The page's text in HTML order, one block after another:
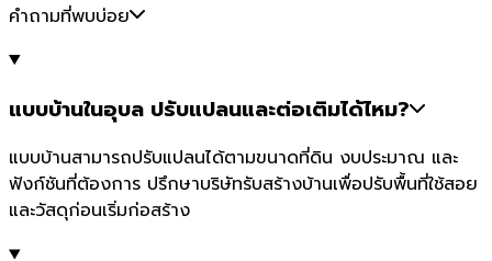
คำถามที่พบบ่อย
แบบบ้านในอุบล ปรับแปลนและต่อเติมได้ไหม?
แบบบ้านสามารถปรับแปลนได้ตามขนาดที่ดิน งบประมาณ และ
ฟังก์ชันที่ต้องการ ปรึกษาบริษัทรับสร้างบ้านเพื่อปรับพื้นที่ใช้สอย
และวัสดุก่อนเริ่มก่อสร้าง